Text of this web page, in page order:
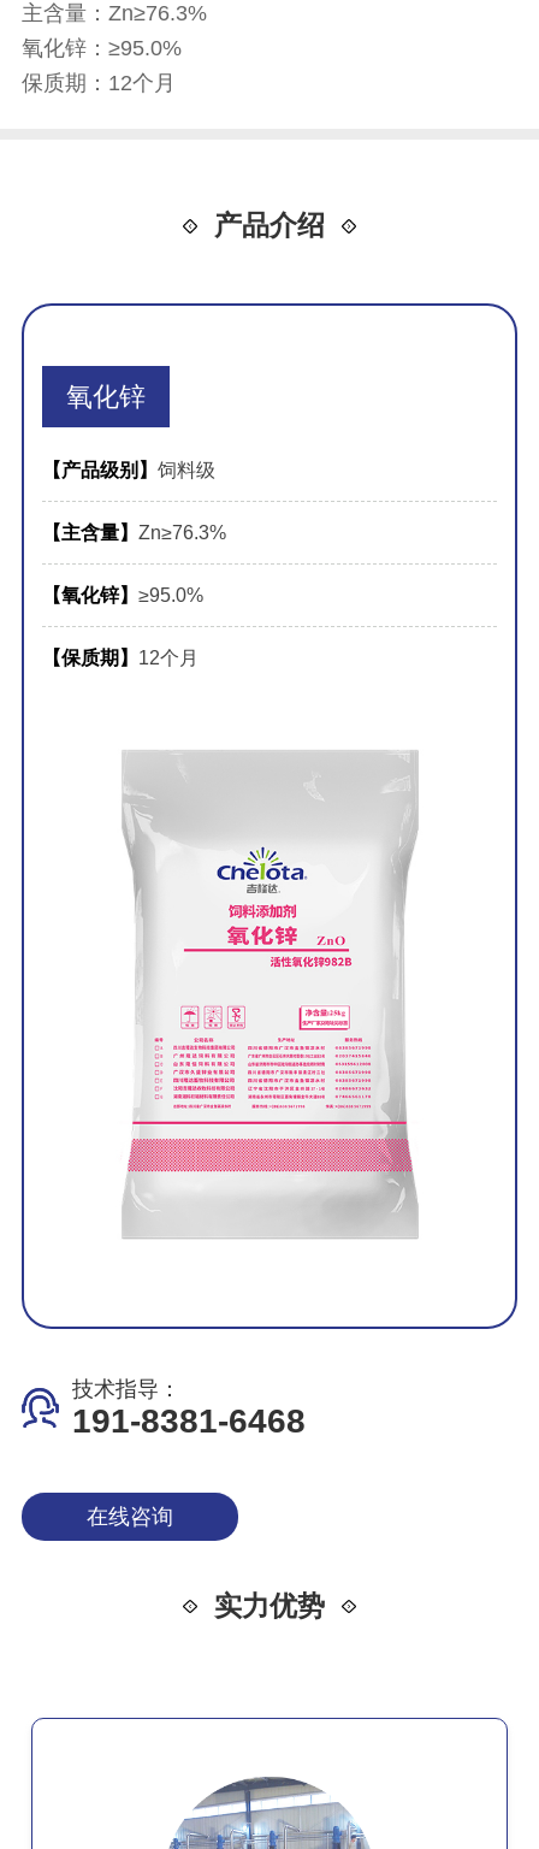
主含量：Zn≥76.3%
氧化锌：≥95.0%
保质期：12个月
产品介绍
氧化锌
【产品级别】 饲料级
【主含量】 Zn≥76.3%
【氧化锌】 ≥95.0%
【保质期】 12个月
技术指导：
191-8381-6468
在线咨询
实力优势